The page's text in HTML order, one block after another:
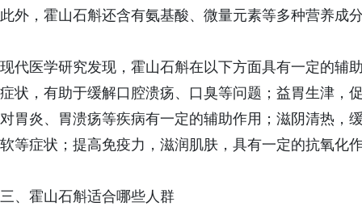
此外，霍山石斛还含有氨基酸、微量元素等多种营养成
现代医学研究发现，霍山石斛在以下方面具有一定的辅
症状，有助于缓解口腔溃疡、口臭等问题；益胃生津，
对胃炎、胃溃疡等疾病有一定的辅助作用；滋阴清热，
软等症状；提高免疫力，滋润肌肤，具有一定的抗氧化
三、霍山石斛适合哪些人群